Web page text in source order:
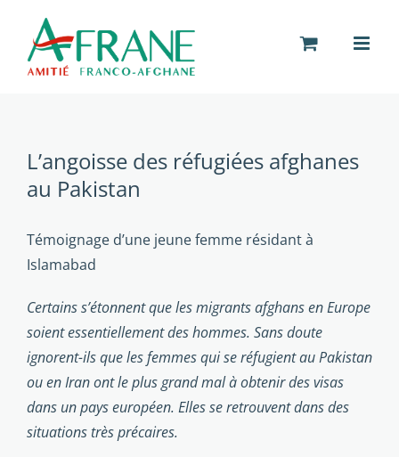
contenu
L’angoisse des réfugiées afghanes
au Pakistan
Témoignage d’une jeune femme résidant à
Islamabad
Certains s’étonnent que les migrants afghans en Europe
soient essentiellement des hommes. Sans doute
ignorent-ils que les femmes qui se réfugient au Pakistan
ou en Iran ont le plus grand mal à obtenir des visas
dans un pays européen. Elles se retrouvent dans des
situations très précaires.